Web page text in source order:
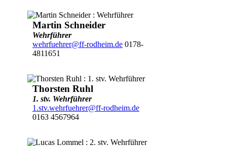
Martin Schneider
Wehrführer
wehrfuehrer@ff-rodheim.de0178-
4811651
Thorsten Ruhl
1. stv. Wehrführer
1.stv.wehrfuehrer@ff-rodheim.de
0163 4567964